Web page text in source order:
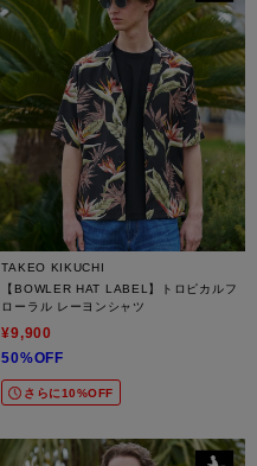
TAKEO KIKUCHI
【BOWLER HAT LABEL】トロピカルフ
ローラル レーヨンシャツ
¥9,900
50%OFF
さらに10%OFF